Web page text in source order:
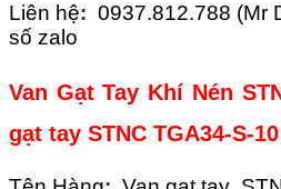
Liên hệ: 0937.812.788 (Mr
số zalo
Van Gạt Tay Khí Nén
gạt tay STNC TGA34-S-10